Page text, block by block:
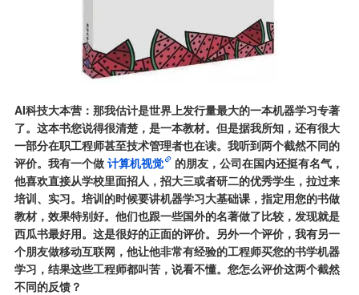
AI科技大本营：那我估计是世界上发行量最大的一本机器学习专著
了。这本书您说得很清楚，是一本教材。但是据我所知，还有很大
一部分在职工程师甚至技术管理者也在读。我听到两个截然不同的
评价。我有一个做 计算机视觉
的朋友，公司在国内还挺有名气，
他喜欢直接从学校里面招人，招大三或者研二的优秀学生，拉过来
培训、实习。培训的时候要讲机器学习大基础课，指定用您的书做
教材，效果特别好。他们也跟一些国外的名著做了比较，发现就是
西瓜书最好用。这是很好的正面的评价。另外一个评价，我有另一
个朋友做移动互联网，他让他非常有经验的工程师买您的书学机器
学习，结果这些工程师都叫苦，说看不懂。您怎么评价这两个截然
不同的反馈？